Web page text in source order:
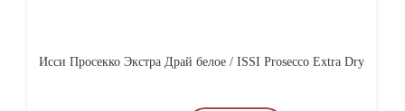
Исси Просекко Экстра Драй белое / ISSI Prosecco Extra Dry